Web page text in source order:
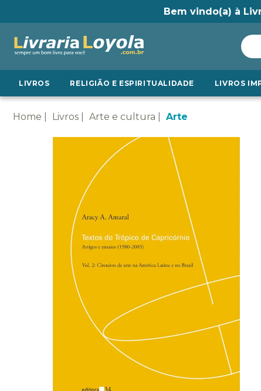
Bem vindo(a) à
LIVROS RELIGIÃO E ESPIRITUALIDADE LIVROS
Home Livros Arte e cultura Arte